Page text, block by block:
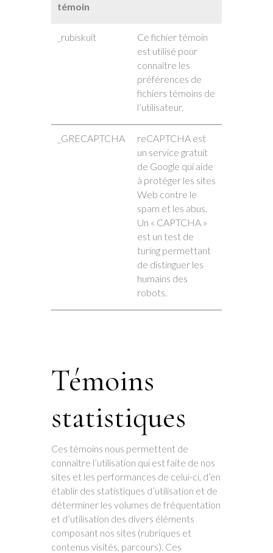
témoin
_rubiskuit
Ce fichier témoin
est utilisé pour
connaître les
préférences de
fichiers témoins de
l’utilisateur.
_GRECAPTCHA
reCAPTCHA est
un service gratuit
de Google qui aide
à protéger les sites
Web contre le
spam et les abus.
Un « CAPTCHA »
est un test de
turing permettant
de distinguer les
humains des
robots.
Témoins
statistiques
Ces témoins nous permettent de
connaître l’utilisation qui est faite de nos
sites et les performances de celui-ci, d’en
établir des statistiques d’utilisation et de
déterminer les volumes de fréquentation
et d’utilisation des divers éléments
composant nos sites (rubriques et
contenus visités, parcours). Ces